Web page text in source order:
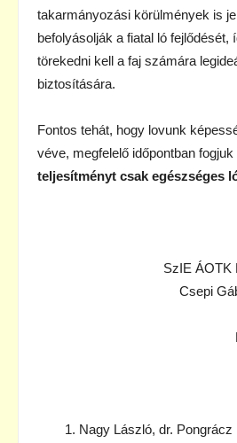
takarmányozási körülmények is
befolyásolják a fiatal ló fejlődését,
törekedni kell a faj számára
biztosítására.
Fontos tehát, hogy lovunk
véve, megfelelő időpontban
teljesítményt csak egészséges
SzIE ÁOTK
Csepi
1. Nagy László, dr.